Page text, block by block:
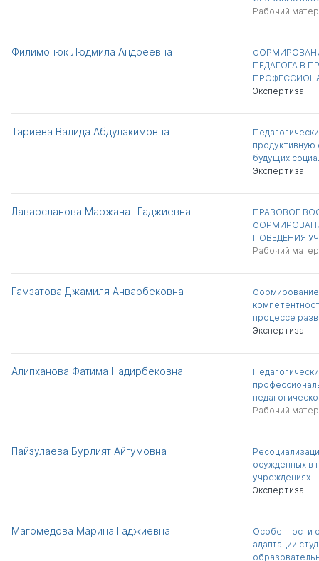
Рабочий
Филимонюк Людмила Андреевна
ПЕДАГОГА В
Экспертиза
Тариева Валида Абдулакимовна
будущих
Экспертиза
Лаварсланова Маржанат Гаджиевна
ПРАВОВОЕ
ПОВЕДЕНИЯ
Рабочий
Гамзатова Джамиля Анварбековна
процессе
Экспертиза
Алипханова Фатима Надирбековна
Рабочий
Пайзулаева Бурлият Айгумовна
осужденных в
учреждениях
Экспертиза
Магомедова Марина Гаджиевна
Особенности
адаптации